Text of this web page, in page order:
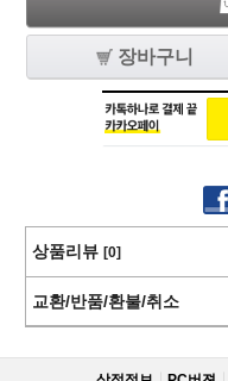
장바구니
상품리뷰 [0]
교환/반품/환불/취소